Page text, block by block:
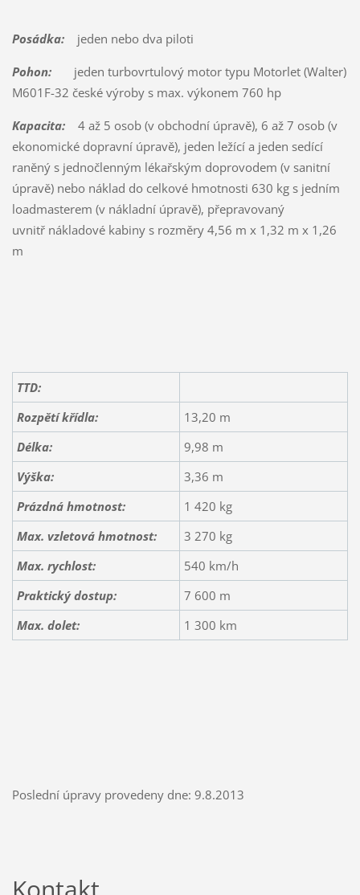
Posádka:jeden nebo dva piloti
Pohon:jeden turbovrtulový motor typu Motorlet (Walter)
M601F-32 české výroby s max. výkonem 760 hp
Kapacita:4 až 5 osob (v obchodní úpravě), 6 až 7 osob (v
ekonomické dopravní úpravě), jeden ležící a jeden sedící
raněný s jednočlenným lékařským doprovodem (v sanitní
úpravě) nebo náklad do celkové hmotnosti 630 kg s jedním
loadmasterem (v nákladní úpravě), přepravovaný
uvnitř nákladové kabiny s rozměry 4,56 m x 1,32 m x 1,26
m
TTD:
Rozpětí křídla:
13,20 m
Délka:
9,98 m
Výška:
3,36 m
Prázdná hmotnost:
1 420 kg
Max. vzletová hmotnost:
3 270 kg
Max. rychlost:
540 km/h
Praktický dostup:
7 600 m
Max. dolet:
1 300 km
Poslední úpravy provedeny dne: 9.8.2013